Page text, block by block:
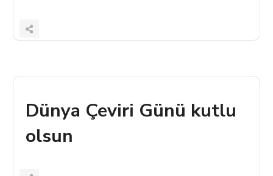
Dünya Çeviri Günü kutlu
olsun